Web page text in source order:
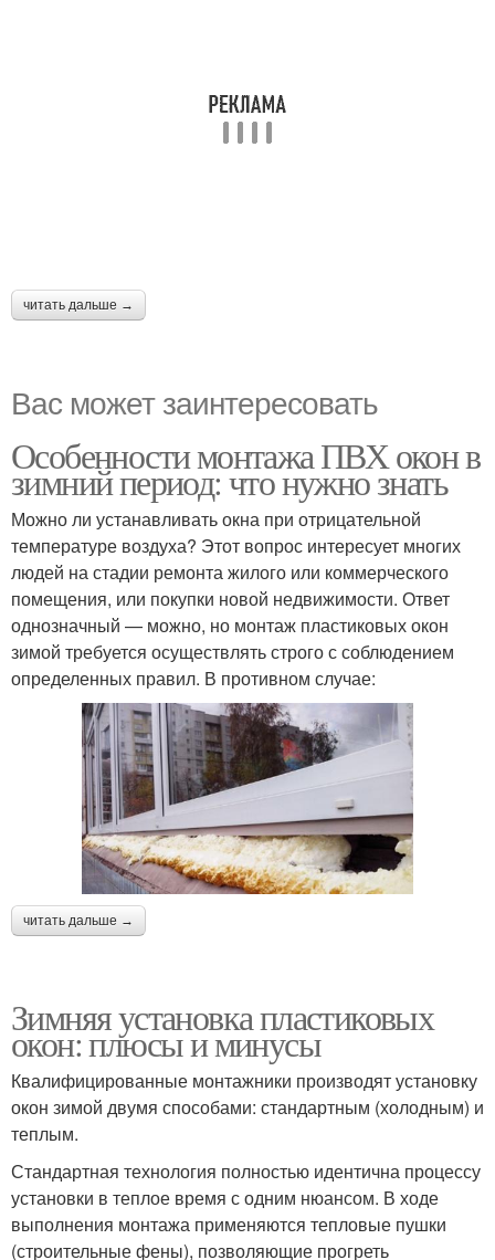
читать дальше →
Вас может заинтересовать
Особенности монтажа ПВХ окон в
зимний период: что нужно знать
Можно ли устанавливать окна при отрицательной
температуре воздуха? Этот вопрос интересует многих
людей на стадии ремонта жилого или коммерческого
помещения, или покупки новой недвижимости. Ответ
однозначный — можно, но монтаж пластиковых окон
зимой требуется осуществлять строго с соблюдением
определенных правил. В противном случае:
читать дальше →
Зимняя установка пластиковых
окон: плюсы и минусы
Квалифицированные монтажники производят установку
окон зимой двумя способами: стандартным (холодным) и
теплым.
Стандартная технология полностью идентична процессу
установки в теплое время с одним нюансом. В ходе
выполнения монтажа применяются тепловые пушки
(строительные фены), позволяющие прогреть